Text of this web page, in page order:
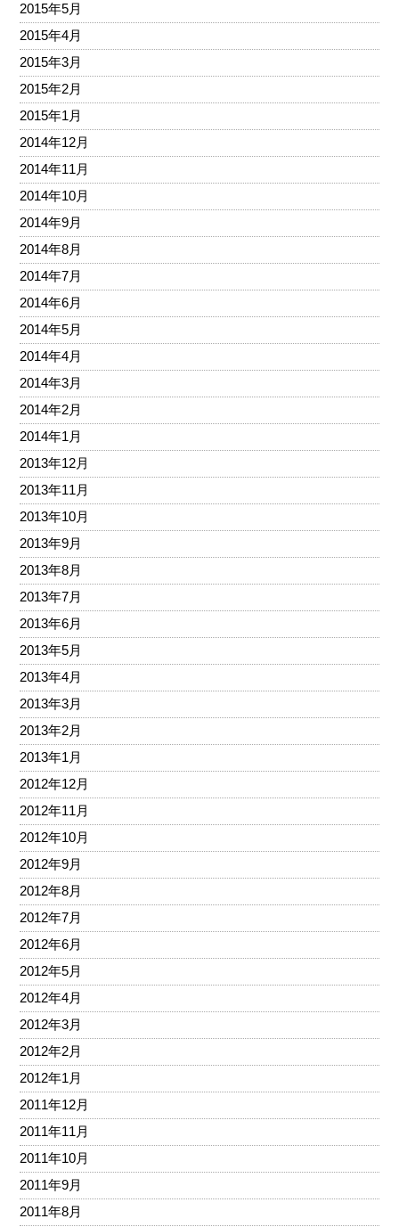
2015年5月
2015年4月
2015年3月
2015年2月
2015年1月
2014年12月
2014年11月
2014年10月
2014年9月
2014年8月
2014年7月
2014年6月
2014年5月
2014年4月
2014年3月
2014年2月
2014年1月
2013年12月
2013年11月
2013年10月
2013年9月
2013年8月
2013年7月
2013年6月
2013年5月
2013年4月
2013年3月
2013年2月
2013年1月
2012年12月
2012年11月
2012年10月
2012年9月
2012年8月
2012年7月
2012年6月
2012年5月
2012年4月
2012年3月
2012年2月
2012年1月
2011年12月
2011年11月
2011年10月
2011年9月
2011年8月